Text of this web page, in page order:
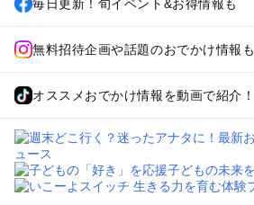
毎日更新！旬イベント&お得情報も
無料招待企画や話題のおでかけ情報も
オススメおでかけ情報を動画で紹介！